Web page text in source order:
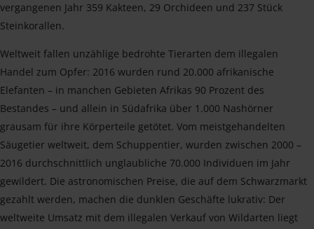
vergangenen Jahr 359 Kakteen, 29 Orchideen und 237 Stück
Steinkorallen.
Weltweit fallen unzählige bedrohte Tierarten dem illegalen
Handel zum Opfer: 2016 wurden rund 20.000 afrikanische
Elefanten – in manchen Gebieten Afrikas 90 Prozent des
Bestandes – und allein in Südafrika über 1.000 Nashörner
grausam für ihre Körperteile getötet. Vom meistgehandelten
Säugetier weltweit, dem Schuppentier, wurden zwischen 2000 –
2016 durchschnittlich unglaubliche 70.000 Individuen im Jahr
gewildert. Die astronomischen Preise, die auf dem Schwarzmarkt
gezahlt werden, machen die dunklen Geschäfte lukrativ: Der
weltweite Umsatz mit dem illegalen Verkauf von Wildarten liegt